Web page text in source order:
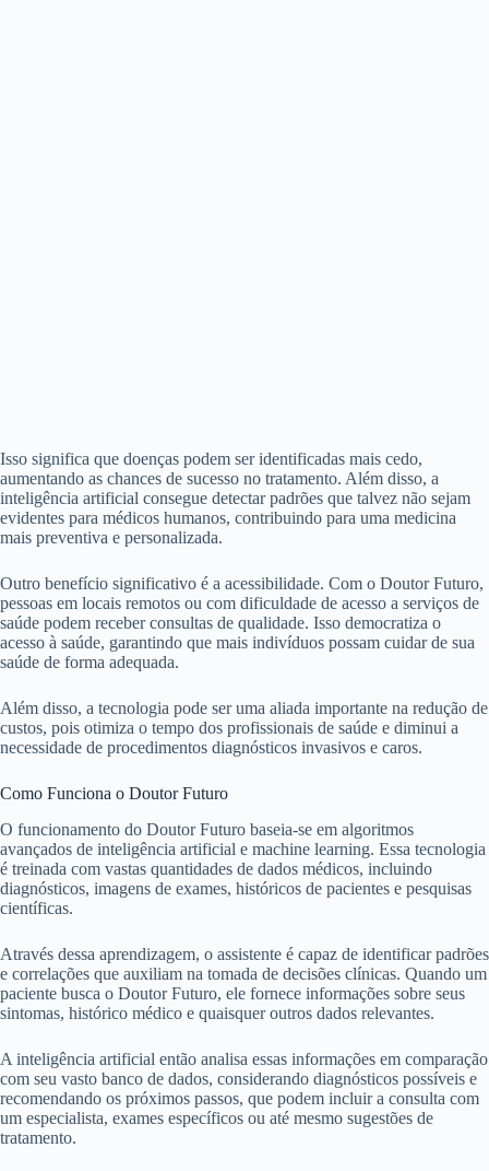
Isso significa que doenças podem ser identificadas mais cedo,
aumentando as chances de sucesso no tratamento. Além disso, a
inteligência artificial consegue detectar padrões que talvez não sejam
evidentes para médicos humanos, contribuindo para uma medicina
mais preventiva e personalizada.
Outro benefício significativo é a acessibilidade. Com o Doutor Futuro,
pessoas em locais remotos ou com dificuldade de acesso a serviços de
saúde podem receber consultas de qualidade. Isso democratiza o
acesso à saúde, garantindo que mais indivíduos possam cuidar de sua
saúde de forma adequada.
Além disso, a tecnologia pode ser uma aliada importante na redução de
custos, pois otimiza o tempo dos profissionais de saúde e diminui a
necessidade de procedimentos diagnósticos invasivos e caros.
Como Funciona o Doutor Futuro
O funcionamento do Doutor Futuro baseia-se em algoritmos
avançados de inteligência artificial e machine learning. Essa tecnologia
é treinada com vastas quantidades de dados médicos, incluindo
diagnósticos, imagens de exames, históricos de pacientes e pesquisas
científicas.
Através dessa aprendizagem, o assistente é capaz de identificar padrões
e correlações que auxiliam na tomada de decisões clínicas. Quando um
paciente busca o Doutor Futuro, ele fornece informações sobre seus
sintomas, histórico médico e quaisquer outros dados relevantes.
A inteligência artificial então analisa essas informações em comparação
com seu vasto banco de dados, considerando diagnósticos possíveis e
recomendando os próximos passos, que podem incluir a consulta com
um especialista, exames específicos ou até mesmo sugestões de
tratamento.